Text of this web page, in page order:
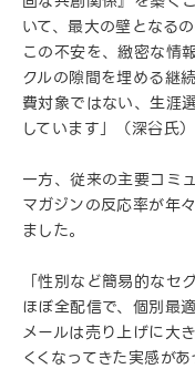
いて、最大の壁となる
この不安を、緻密な情
クルの隙間を埋める継
費対象ではない、生涯
しています」（深谷氏）
一方、従来の主要コミ
マガジンの反応率が年
ました。
「性別など簡易的なセ
ほぼ全配信で、個別最
メールは売り上げに大
くくなってきた実感が